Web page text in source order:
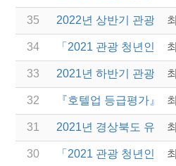
35 2022년 상반기 관광진
34 「2021 관광 청년인턴
33 2021년 하반기 관광진
32 『호텔업 등급평가』
31 2021년 경상북도 유니
30 「2021 관광 청년인턴